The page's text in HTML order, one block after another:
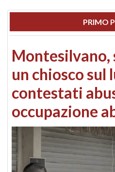
PRIMO
un chiosco sul
contestati
occupazione